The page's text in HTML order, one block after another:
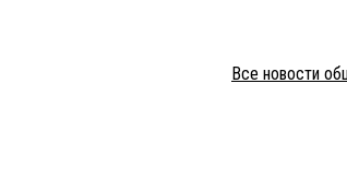
Все новости